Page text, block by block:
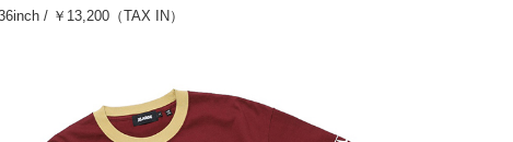
/ ￥13,200（TAX IN）